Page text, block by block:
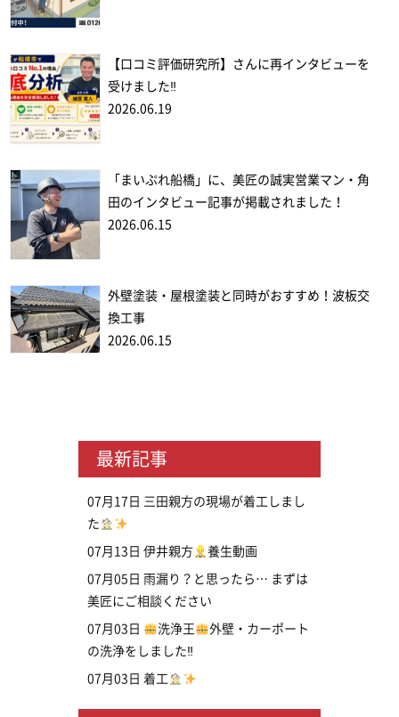
【口コミ評価研究所】さんに再インタビューを
受けました‼
2026.06.19
「まいぷれ船橋」に、美匠の誠実営業マン・角
田のインタビュー記事が掲載されました！
2026.06.15
外壁塗装・屋根塗装と同時がおすすめ！波板交
換工事
2026.06.15
最新記事
07月17日 三田親方の現場が着工しまし
た
07月13日 伊井親方 養生動画
07月05日 雨漏り？と思ったら… まずは
美匠にご相談ください
07月03日 洗浄王
外壁・カーポート
の洗浄をしました‼
07月03日 着工